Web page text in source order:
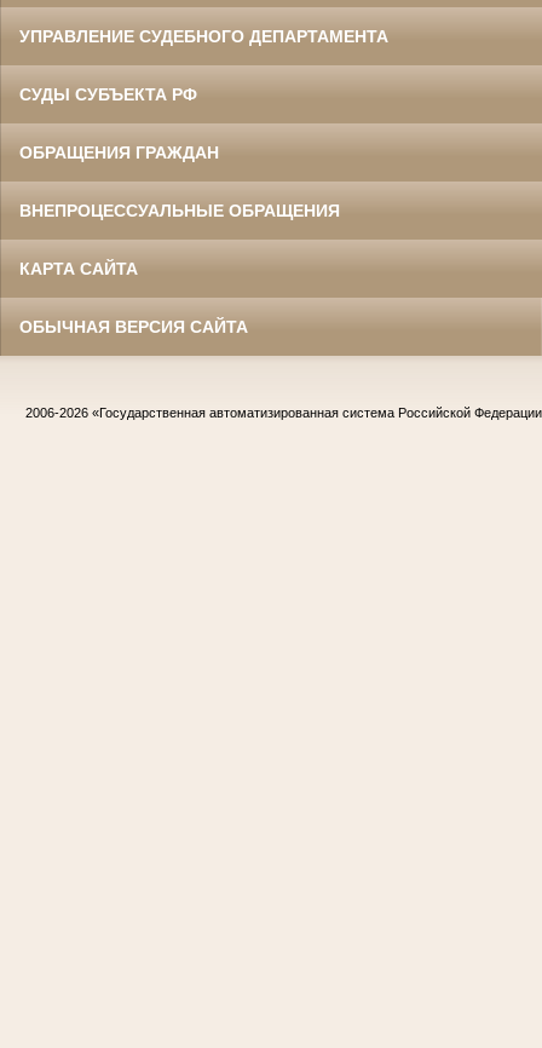
УПРАВЛЕНИЕ СУДЕБНОГО ДЕПАРТАМЕНТА
СУДЫ СУБЪЕКТА РФ
ОБРАЩЕНИЯ ГРАЖДАН
ВНЕПРОЦЕССУАЛЬНЫЕ ОБРАЩЕНИЯ
КАРТА САЙТА
ОБЫЧНАЯ ВЕРСИЯ САЙТА
2006-2026 «Государственная автоматизированная система Российской